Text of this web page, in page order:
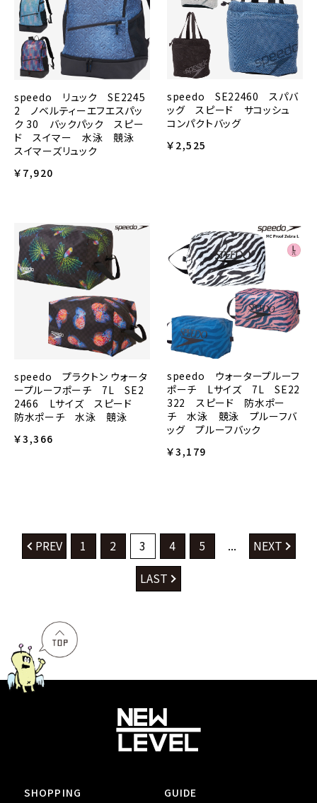
speedo リュック SE2245
2 ノベルティーエフエスパッ
ク 30 バックパック スピー
ド スイマー 水泳 競泳
スイマーズリュック
￥7,920
speedo SE22460 スパバ
ッグ スピード サコッシュ
コンパクトバッグ
￥2,525
speedo プラクトン ウォータ
ープルーフポーチ 7L SE2
2466 Lサイズ スピード
防水ポーチ 水泳 競泳
￥3,366
speedo ウォータープルーフ
ポーチ Lサイズ 7L SE22
322 スピード 防水ポー
チ 水泳 競泳 プルーフバ
ッグ プルーフバック
￥3,179
PREV 1 2 3 4 5 ...
NEXT
LAST
SHOPPING GUIDE